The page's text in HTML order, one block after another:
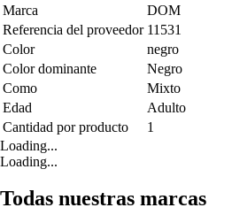
Marca
DOM
Referencia del proveedor 11531
Color
negro
Color dominante
Negro
Como
Mixto
Edad
Adulto
Cantidad por producto
1
Loading...
Loading...
Todas nuestras marcas